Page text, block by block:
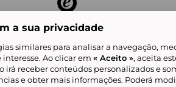
4,31/5 sobre
de Confidencialidade Livro de Reclamações
a sua privacidade
similares para analisar a navegação,
Ao clicar em « Aceito », aceita
irá receber conteúdos personalizados e
e obter mais informações. Poderá